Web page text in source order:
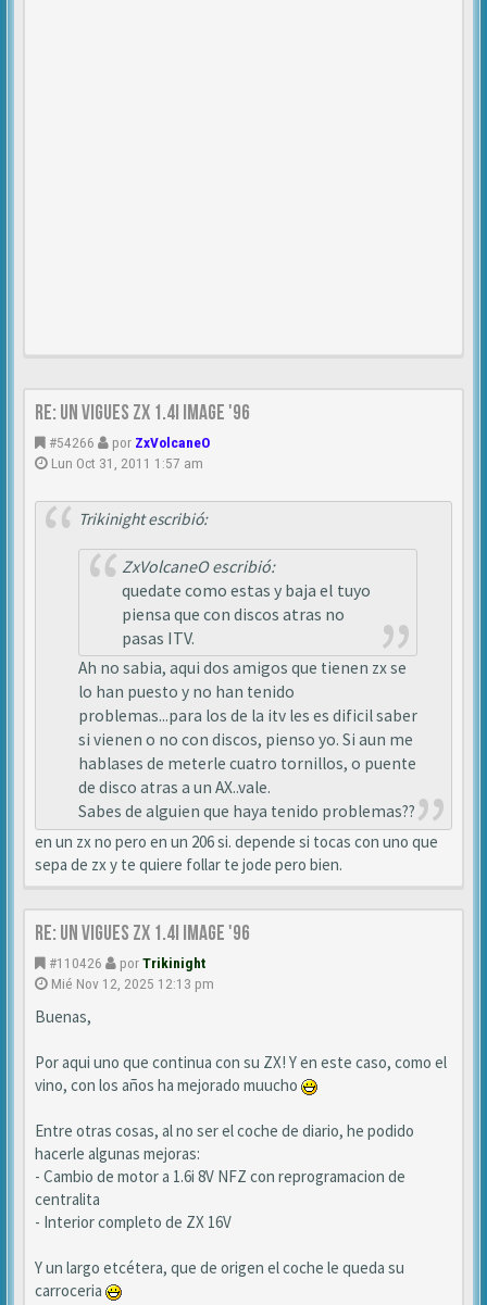
Re: Un vigues ZX 1.4i IMAGE '96
#54266 por ZxVolcaneO
Lun Oct 31, 2011 1:57 am
Trikinight escribió:
ZxVolcaneO escribió:
quedate como estas y baja el tuyo
piensa que con discos atras no
pasas ITV.
Ah no sabia, aqui dos amigos que tienen zx se
lo han puesto y no han tenido
problemas...para los de la itv les es dificil saber
si vienen o no con discos, pienso yo. Si aun me
hablases de meterle cuatro tornillos, o puente
de disco atras a un AX..vale.
Sabes de alguien que haya tenido problemas??
en un zx no pero en un 206 si. depende si tocas con uno que
sepa de zx y te quiere follar te jode pero bien.
Re: Un vigues ZX 1.4i IMAGE '96
#110426 porTrikinight
Mié Nov 12, 2025 12:13 pm
Buenas,
Por aqui uno que continua con su ZX! Y en este caso, como el
vino, con los años ha mejorado muucho
Entre otras cosas, al no ser el coche de diario, he podido
hacerle algunas mejoras:
- Cambio de motor a 1.6i 8V NFZ con reprogramacion de
centralita
- Interior completo de ZX 16V
Y un largo etcétera, que de origen el coche le queda su
carroceria